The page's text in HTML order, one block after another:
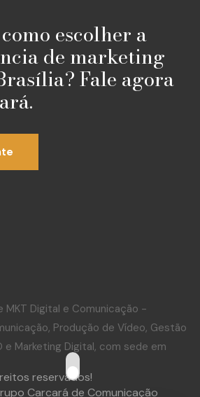
escolher a
de marketing
Fale agora
reservados!
Carcará de Comunicação